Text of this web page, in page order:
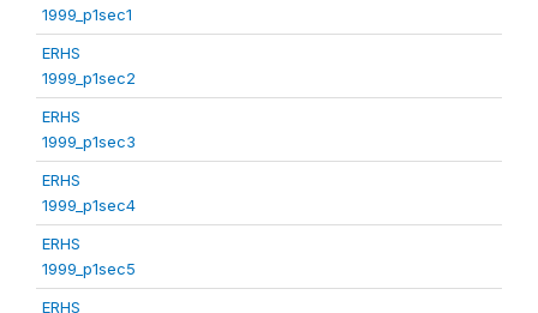
1999_p1sec1
ERHS
1999_p1sec2
ERHS
1999_p1sec3
ERHS
1999_p1sec4
ERHS
1999_p1sec5
ERHS